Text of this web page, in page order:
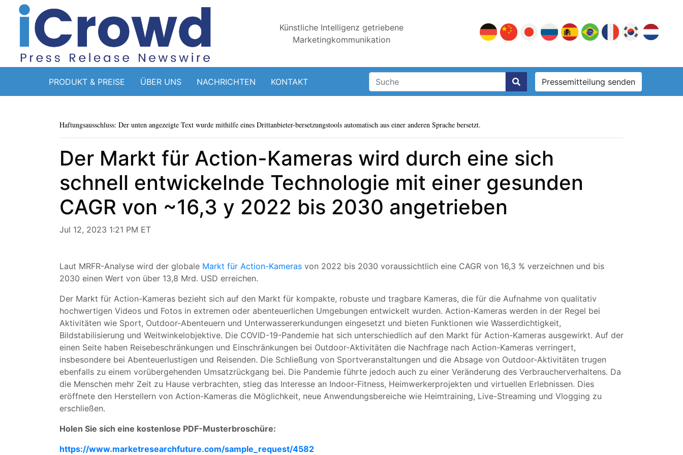
Künstliche Intelligenz getriebene
Marketingkommunikation
PRODUKT & PREISE ÜBER UNS NACHRICHTEN KONTAKT Pressemitteilung senden
Haftungsausschluss: Der unten angezeigte Text wurde mithilfe eines Drittanbieter-bersetzungstools automatisch aus einer anderen Sprache bersetzt.
Der Markt für Action-Kameras wird durch eine sich
schnell entwickelnde Technologie mit einer gesunden
CAGR von ~16,3 y 2022 bis 2030 angetrieben
Jul 12, 2023 1:21 PM ET
Laut MRFR-Analyse wird der globale Markt für Action-Kameras von 2022 bis 2030 voraussichtlich eine CAGR von 16,3 % verzeichnen und bis
2030 einen Wert von über 13,8 Mrd. USD erreichen.
Der Markt für Action-Kameras bezieht sich auf den Markt für kompakte, robuste und tragbare Kameras, die für die Aufnahme von qualitativ
hochwertigen Videos und Fotos in extremen oder abenteuerlichen Umgebungen entwickelt wurden. Action-Kameras werden in der Regel bei
Aktivitäten wie Sport, Outdoor-Abenteuern und Unterwassererkundungen eingesetzt und bieten Funktionen wie Wasserdichtigkeit,
Bildstabilisierung und Weitwinkelobjektive. Die COVID-19-Pandemie hat sich unterschiedlich auf den Markt für Action-Kameras ausgewirkt. Auf der
einen Seite haben Reisebeschränkungen und Einschränkungen bei Outdoor-Aktivitäten die Nachfrage nach Action-Kameras verringert,
insbesondere bei Abenteuerlustigen und Reisenden. Die Schließung von Sportveranstaltungen und die Absage von Outdoor-Aktivitäten trugen
ebenfalls zu einem vorübergehenden Umsatzrückgang bei. Die Pandemie führte jedoch auch zu einer Veränderung des Verbraucherverhaltens. Da
die Menschen mehr Zeit zu Hause verbrachten, stieg das Interesse an Indoor-Fitness, Heimwerkerprojekten und virtuellen Erlebnissen. Dies
eröffnete den Herstellern von Action-Kameras die Möglichkeit, neue Anwendungsbereiche wie Heimtraining, Live-Streaming und Vlogging zu
erschließen.
Holen Sie sich eine kostenlose PDF-Musterbroschüre:
https://www.marketresearchfuture.com/sample_request/4582